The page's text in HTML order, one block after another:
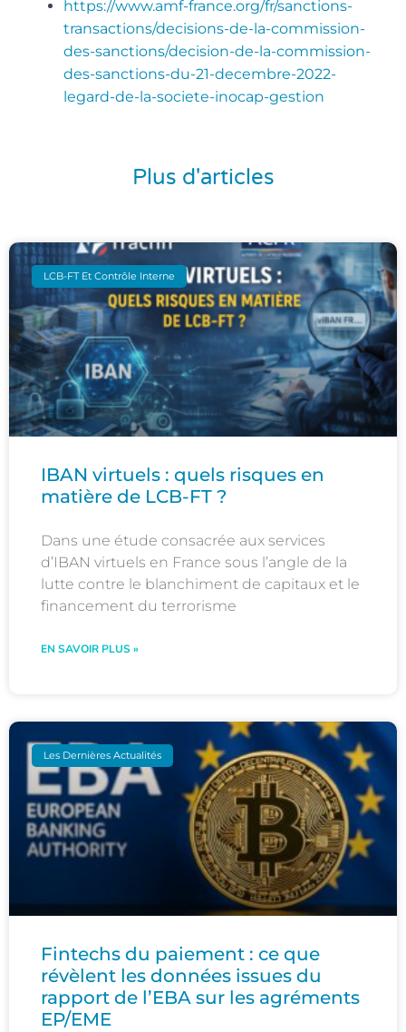
https://www.amf-france.org/fr/sanctions-
transactions/decisions-de-la-commission-
des-sanctions/decision-de-la-commission-
des-sanctions-du-21-decembre-2022-
legard-de-la-societe-inocap-gestion
Plus d'articles
LCB-FT Et Contrôle Interne
IBAN virtuels : quels risques en
matière de LCB-FT ?
Dans une étude consacrée aux services
d’IBAN virtuels en France sous l’angle de la
lutte contre le blanchiment de capitaux et le
financement du terrorisme
EN SAVOIR PLUS »
Les Dernières Actualités
Fintechs du paiement : ce que
révèlent les données issues du
rapport de l’EBA sur les agréments
EP/EME